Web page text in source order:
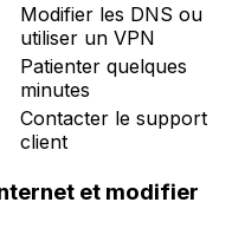
Modifier les DNS ou
utiliser un VPN
Patienter quelques
minutes
Contacter le support
client
et modifier